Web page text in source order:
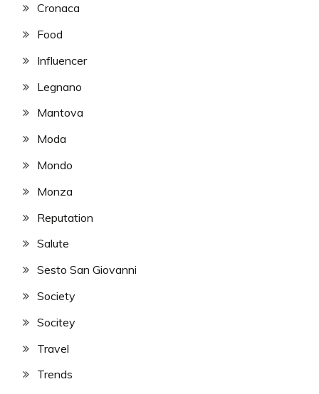
Cronaca
Food
Influencer
Legnano
Mantova
Moda
Mondo
Monza
Reputation
Salute
Sesto San Giovanni
Society
Socitey
Travel
Trends